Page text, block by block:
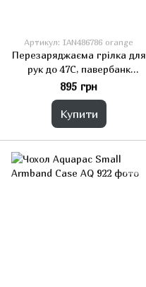
Артикул: IAN486786 orange
Перезаряджаєма грілка для
рук до 47С, павербанк
5200мА Crivit помаранчевий
895 грн
Купити